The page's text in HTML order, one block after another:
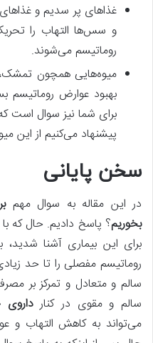
غذاهای پر سدیم و
و سس‌ها التهاب را
روماتیسم می‌شوند.
میوه‌هایی همچون تمشک،
بهبود عوارض روماتیسم
برای شما نیز سوال است
پیشنهاد می‌کنیم از این
سخن پایانی
در این مقاله به سوال مهم
بخوریم؟ پاسخ دادیم. حال که
برای این بیماری آشنا
روماتیسم مفصلی را تا حد
سالم و متعادل و تمرکز بر
سالم و مقوی در کنار
می‌تواند به کاهش التهاب و